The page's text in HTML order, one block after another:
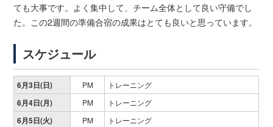
ても大事です。よく集中して、チーム全体として良い守備でし
た。この2週間の準備合宿の成果はとても良いと思っています。
スケジュール
6月3日(日) PM トレーニング
6月4日(月) PM トレーニング
6月5日(火) PM トレーニング